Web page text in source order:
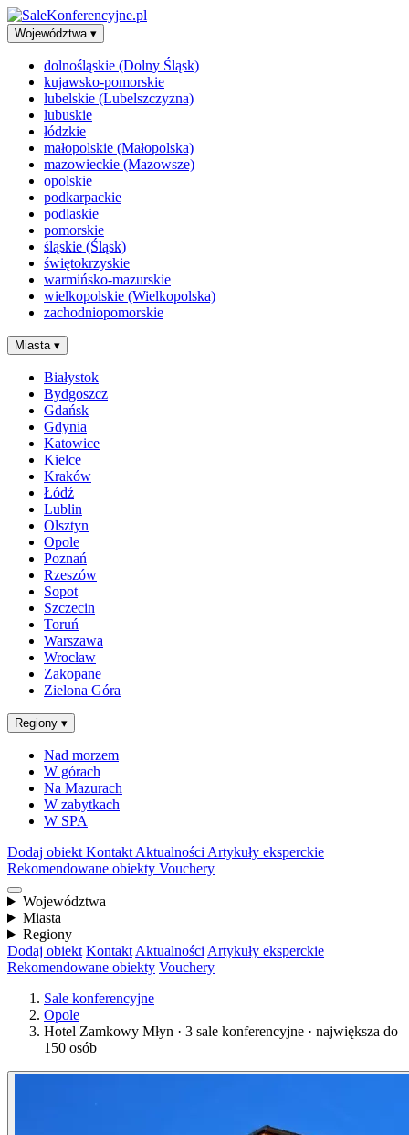
Województwa ▾
dolnośląskie (Dolny Śląsk)
kujawsko-pomorskie
lubelskie (Lubelszczyzna)
lubuskie
łódzkie
małopolskie (Małopolska)
mazowieckie (Mazowsze)
opolskie
podkarpackie
podlaskie
pomorskie
śląskie (Śląsk)
świętokrzyskie
warmińsko-mazurskie
wielkopolskie (Wielkopolska)
zachodniopomorskie
Miasta ▾
Białystok
Bydgoszcz
Gdańsk
Gdynia
Katowice
Kielce
Kraków
Łódź
Lublin
Olsztyn
Opole
Poznań
Rzeszów
Sopot
Szczecin
Toruń
Warszawa
Wrocław
Zakopane
Zielona Góra
Regiony ▾
Nad morzem
W górach
Na Mazurach
W zabytkach
W SPA
Dodaj obiekt Kontakt Aktualności Artykuły eksperckie
Rekomendowane obiekty Vouchery
Województwa
Miasta
Regiony
Dodaj obiekt Kontakt Aktualności Artykuły eksperckie
Rekomendowane obiekty Vouchery
Sale konferencyjne
Opole
Hotel Zamkowy Młyn · 3 sale konferencyjne · największa do
150 osób